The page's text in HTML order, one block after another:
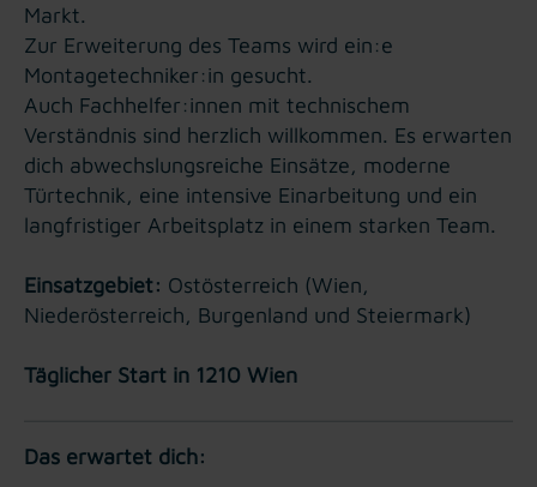
Markt.
Zur Erweiterung des Teams wird ein:e
Montagetechniker:in gesucht.
Auch Fachhelfer:innen mit technischem
Verständnis sind herzlich willkommen. Es erwarten
dich abwechslungsreiche Einsätze, moderne
Türtechnik, eine intensive Einarbeitung und ein
langfristiger Arbeitsplatz in einem starken Team.
Einsatzgebiet: Ostösterreich (Wien,
Niederösterreich, Burgenland und Steiermark)
Täglicher Start in 1210 Wien
Das erwartet dich: